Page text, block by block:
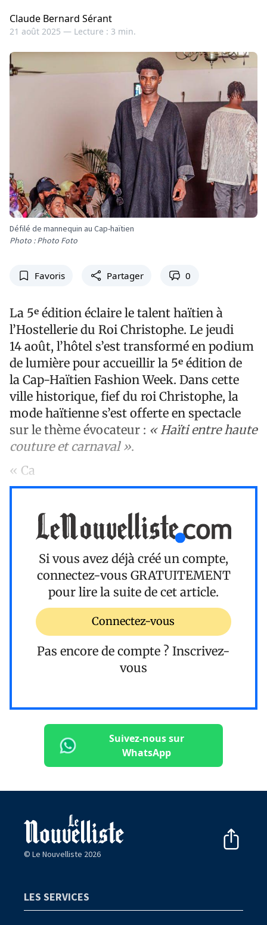
Claude Bernard Sérant
21 août 2025 — Lecture : 3 min.
Défilé de mannequin au Cap-haïtien
Photo : Photo Foto
Favoris Partager 0
La 5ᵉ édition éclaire le talent haïtien à
l’Hostellerie du Roi Christophe. Le jeudi
14 août, l’hôtel s’est transformé en podium
de lumière pour accueillir la 5ᵉ édition de
la Cap-Haïtien Fashion Week. Dans cette
ville historique, fief du roi Christophe, la
mode haïtienne s’est offerte en spectacle
sur le thème évocateur : « Haïti entre haute
couture et carnaval ».
« Ca
Si vous avez déjà créé un compte,
connectez-vous GRATUITEMENT
pour lire la suite de cet article.
Connectez-vous
Pas encore de compte ? Inscrivez-
vous
Suivez-nous sur
WhatsApp
© Le Nouvelliste 2026
LES SERVICES